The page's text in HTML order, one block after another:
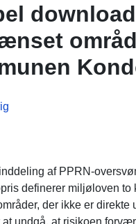
af PPRN-
definerer miljøloven to
der ikke er direkte
undgå, at risikoen